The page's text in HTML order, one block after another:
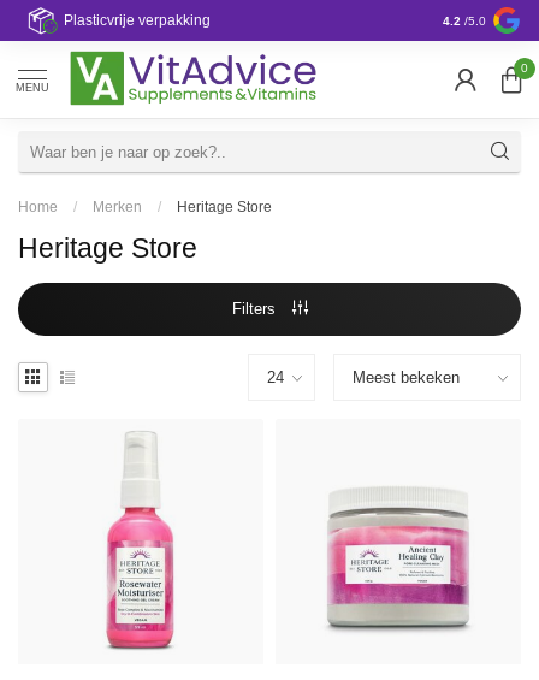
Plasticvrije verpakking 4.2 /5.0
MENU
0
Home / Merken / Heritage Store
Heritage Store
Filters